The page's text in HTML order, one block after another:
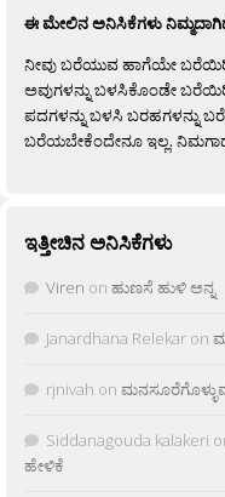
ಈ ಮೇಲಿನ ಅನಿಸಿಕೆಗಳು
ನೀವು ಬರೆಯುವ ಹಾಗೆಯೇ
ಅವುಗಳನ್ನು ಬಳಸಿಕೊಂಡೇ
ಪದಗಳನ್ನು ಬಳಸಿ ಬರಹಗಳನ್ನು
ಬರೆಯಬೇಕೆಂದೇನೂ ಇಲ್ಲ.
ಇತ್ತೀಚಿನ ಅನಿಸಿಕೆಗಳು
Viren on ಹುಣಸೆ ಹುಳಿ ಅನ್ನ
Janardhana Relekar on
rjnivah on
Siddanagouda kalakeri
ಹೇಳಿಕೆ